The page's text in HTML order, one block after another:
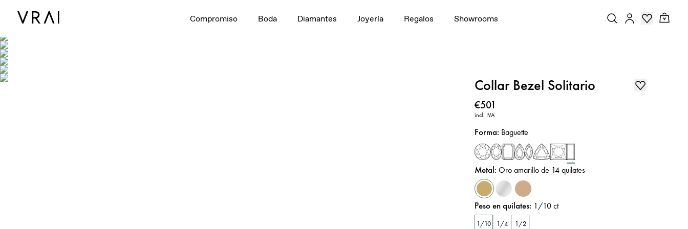
Compromiso Boda Diamantes Joyería Regalos Showrooms
Collar Bezel Solitario
Precio
€501
incl. IVA
Forma: Baguette
Metal:Oro amarillo de 14 quilates
Peso en quilates: 1/10ct
1/10 1/4 1/2